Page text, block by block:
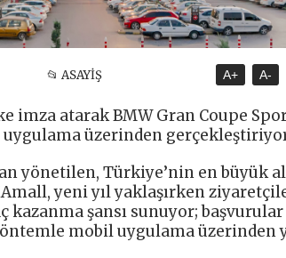
📂 ASAYİŞ A+ A-
imza atarak BMW Gran Coupe
uygulama üzerinden
yönetilen, Türkiye’nin en büyük
yeni yıl yaklaşırken
kazanma şansı sunuyor;
mobil uygulama üzerinden